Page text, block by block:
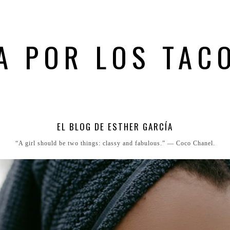
POR LOS
EL BLOG DE ESTHER GARCÍA
“A girl should be two things: classy and fabulous.” ― Coco Chanel.